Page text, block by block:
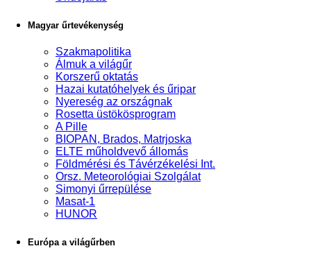
Magyar űrtevékenység
Szakmapolitika
Álmuk a világűr
Korszerű oktatás
Hazai kutatóhelyek és űripar
Nyereség az országnak
Rosetta üstökösprogram
A Pille
BIOPAN, Brados, Matrjoska
ELTE műholdvevő állomás
Földmérési és Távérzékelési Int.
Orsz. Meteorológiai Szolgálat
Simonyi űrrepülése
Masat-1
HUNOR
Európa a világűrben